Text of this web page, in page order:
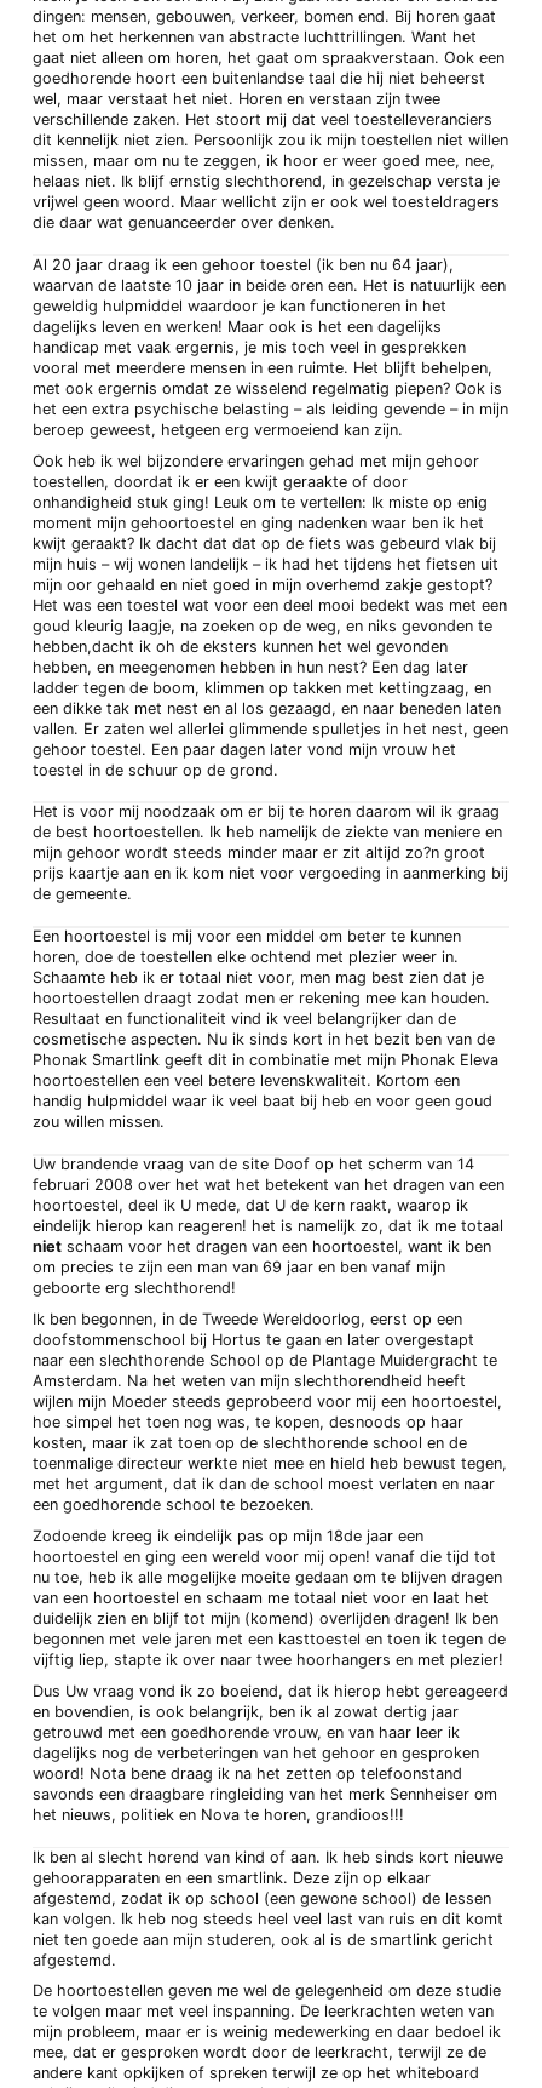
dingen: mensen, gebouwen, verkeer, bomen end. Bij horen gaat
het om het herkennen van abstracte luchttrillingen. Want het
gaat niet alleen om horen, het gaat om spraakverstaan. Ook een
goedhorende hoort een buitenlandse taal die hij niet beheerst
wel, maar verstaat het niet. Horen en verstaan zijn twee
verschillende zaken. Het stoort mij dat veel toestelleveranciers
dit kennelijk niet zien. Persoonlijk zou ik mijn toestellen niet willen
missen, maar om nu te zeggen, ik hoor er weer goed mee, nee,
helaas niet. Ik blijf ernstig slechthorend, in gezelschap versta je
vrijwel geen woord. Maar wellicht zijn er ook wel toesteldragers
die daar wat genuanceerder over denken.
Al 20 jaar draag ik een gehoor toestel (ik ben nu 64 jaar),
waarvan de laatste 10 jaar in beide oren een. Het is natuurlijk een
geweldig hulpmiddel waardoor je kan functioneren in het
dagelijks leven en werken! Maar ook is het een dagelijks
handicap met vaak ergernis, je mis toch veel in gesprekken
vooral met meerdere mensen in een ruimte. Het blijft behelpen,
met ook ergernis omdat ze wisselend regelmatig piepen? Ook is
het een extra psychische belasting – als leiding gevende – in mijn
beroep geweest, hetgeen erg vermoeiend kan zijn.
Ook heb ik wel bijzondere ervaringen gehad met mijn gehoor
toestellen, doordat ik er een kwijt geraakte of door
onhandigheid stuk ging! Leuk om te vertellen: Ik miste op enig
moment mijn gehoortoestel en ging nadenken waar ben ik het
kwijt geraakt? Ik dacht dat dat op de fiets was gebeurd vlak bij
mijn huis – wij wonen landelijk – ik had het tijdens het fietsen uit
mijn oor gehaald en niet goed in mijn overhemd zakje gestopt?
Het was een toestel wat voor een deel mooi bedekt was met een
goud kleurig laagje, na zoeken op de weg, en niks gevonden te
hebben,dacht ik oh de eksters kunnen het wel gevonden
hebben, en meegenomen hebben in hun nest? Een dag later
ladder tegen de boom, klimmen op takken met kettingzaag, en
een dikke tak met nest en al los gezaagd, en naar beneden laten
vallen. Er zaten wel allerlei glimmende spulletjes in het nest, geen
gehoor toestel. Een paar dagen later vond mijn vrouw het
toestel in de schuur op de grond.
Het is voor mij noodzaak om er bij te horen daarom wil ik graag
de best hoortoestellen. Ik heb namelijk de ziekte van meniere en
mijn gehoor wordt steeds minder maar er zit altijd zo?n groot
prijs kaartje aan en ik kom niet voor vergoeding in aanmerking bij
de gemeente.
Een hoortoestel is mij voor een middel om beter te kunnen
horen, doe de toestellen elke ochtend met plezier weer in.
Schaamte heb ik er totaal niet voor, men mag best zien dat je
hoortoestellen draagt zodat men er rekening mee kan houden.
Resultaat en functionaliteit vind ik veel belangrijker dan de
cosmetische aspecten. Nu ik sinds kort in het bezit ben van de
Phonak Smartlink geeft dit in combinatie met mijn Phonak Eleva
hoortoestellen een veel betere levenskwaliteit. Kortom een
handig hulpmiddel waar ik veel baat bij heb en voor geen goud
zou willen missen.
Uw brandende vraag van de site Doof op het scherm van 14
februari 2008 over het wat het betekent van het dragen van een
hoortoestel, deel ik U mede, dat U de kern raakt, waarop ik
eindelijk hierop kan reageren! het is namelijk zo, dat ik me totaal
nietschaam voor het dragen van een hoortoestel, want ik ben
om precies te zijn een man van 69 jaar en ben vanaf mijn
geboorte erg slechthorend!
Ik ben begonnen, in de Tweede Wereldoorlog, eerst op een
doofstommenschool bij Hortus te gaan en later overgestapt
naar een slechthorende School op de Plantage Muidergracht te
Amsterdam. Na het weten van mijn slechthorendheid heeft
wijlen mijn Moeder steeds geprobeerd voor mij een hoortoestel,
hoe simpel het toen nog was, te kopen, desnoods op haar
kosten, maar ik zat toen op de slechthorende school en de
toenmalige directeur werkte niet mee en hield heb bewust tegen,
met het argument, dat ik dan de school moest verlaten en naar
een goedhorende school te bezoeken.
Zodoende kreeg ik eindelijk pas op mijn 18de jaar een
hoortoestel en ging een wereld voor mij open! vanaf die tijd tot
nu toe, heb ik alle mogelijke moeite gedaan om te blijven dragen
van een hoortoestel en schaam me totaal niet voor en laat het
duidelijk zien en blijf tot mijn (komend) overlijden dragen! Ik ben
begonnen met vele jaren met een kasttoestel en toen ik tegen de
vijftig liep, stapte ik over naar twee hoorhangers en met plezier!
Dus Uw vraag vond ik zo boeiend, dat ik hierop hebt gereageerd
en bovendien, is ook belangrijk, ben ik al zowat dertig jaar
getrouwd met een goedhorende vrouw, en van haar leer ik
dagelijks nog de verbeteringen van het gehoor en gesproken
woord! Nota bene draag ik na het zetten op telefoonstand
savonds een draagbare ringleiding van het merk Sennheiser om
het nieuws, politiek en Nova te horen, grandioos!!!
Ik ben al slecht horend van kind of aan. Ik heb sinds kort nieuwe
gehoorapparaten en een smartlink. Deze zijn op elkaar
afgestemd, zodat ik op school (een gewone school) de lessen
kan volgen. Ik heb nog steeds heel veel last van ruis en dit komt
niet ten goede aan mijn studeren, ook al is de smartlink gericht
afgestemd.
De hoortoestellen geven me wel de gelegenheid om deze studie
te volgen maar met veel inspanning. De leerkrachten weten van
mijn probleem, maar er is weinig medewerking en daar bedoel ik
mee, dat er gesproken wordt door de leerkracht, terwijl ze de
andere kant opkijken of spreken terwijl ze op het whiteboard